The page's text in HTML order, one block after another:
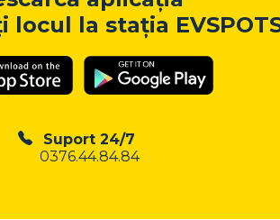
locul la stația
Suport 24/7
0376.44.84.84